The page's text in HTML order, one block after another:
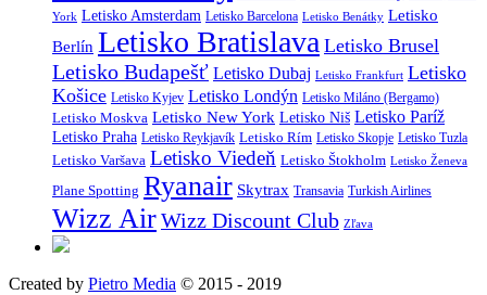
York Letisko Amsterdam Letisko Barcelona Letisko Benátky Letisko
Berlín Letisko Bratislava Letisko Brusel
Letisko Budapešť Letisko Dubaj Letisko Frankfurt Letisko
Košice Letisko Kyjev Letisko Londýn Letisko Miláno (Bergamo)
Letisko Moskva Letisko New York Letisko Niš Letisko Paríž
Letisko Praha Letisko Reykjavík Letisko Rím Letisko Skopje Letisko Tuzla
Letisko Varšava Letisko Viedeň Letisko Štokholm Letisko Ženeva
Plane Spotting Ryanair Skytrax Transavia Turkish Airlines
Wizz AirWizz Discount Club Zľava
Created by Pietro Media © 2015 - 2019